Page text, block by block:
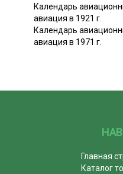
Календарь
авиация в 1921 г.
Календарь
авиация в 1971 г.
Главная
Каталог